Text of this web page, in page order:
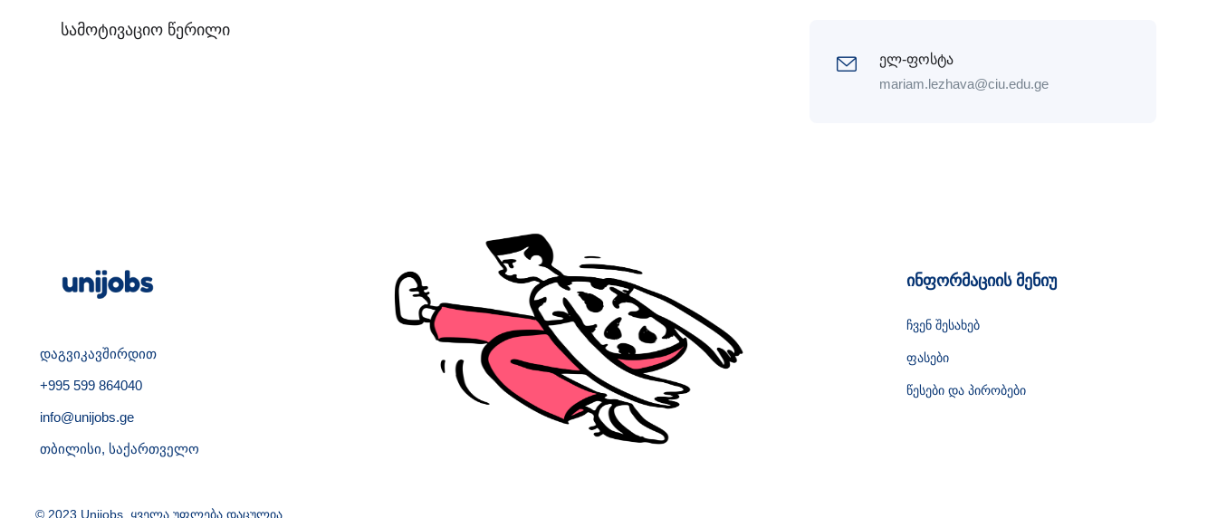
სამოტივაციო წერილი
ელ-ფოსტა
mariam.lezhava@ciu.edu.ge
დაგვიკავშირდით
+995 599 864040
info@unijobs.ge
თბილისი, საქართველო
ინფორმაციის მენიუ
ჩვენ შესახებ
ფასები
წესები და პირობები
© 2023 Unijobs. ყველა უფლება დაცულია.